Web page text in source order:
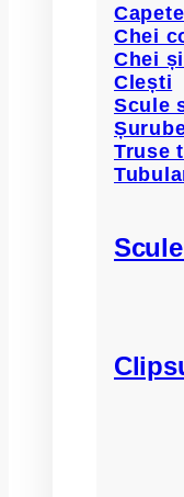
Chei
Chei
Clești
Scule
Truse